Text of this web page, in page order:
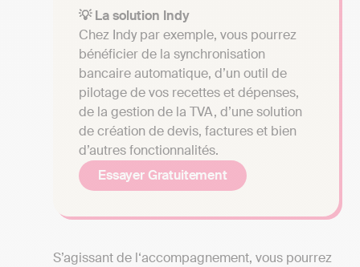
💡 La solution Indy
Chez Indy par exemple, vous pourrez
bénéficier de la synchronisation
bancaire automatique, d’un outil de
pilotage de vos recettes et dépenses,
de la gestion de la TVA, d’une solution
de création de devis, factures et bien
d’autres fonctionnalités.
Essayer Gratuitement
S’agissant de l‘accompagnement, vous pourrez